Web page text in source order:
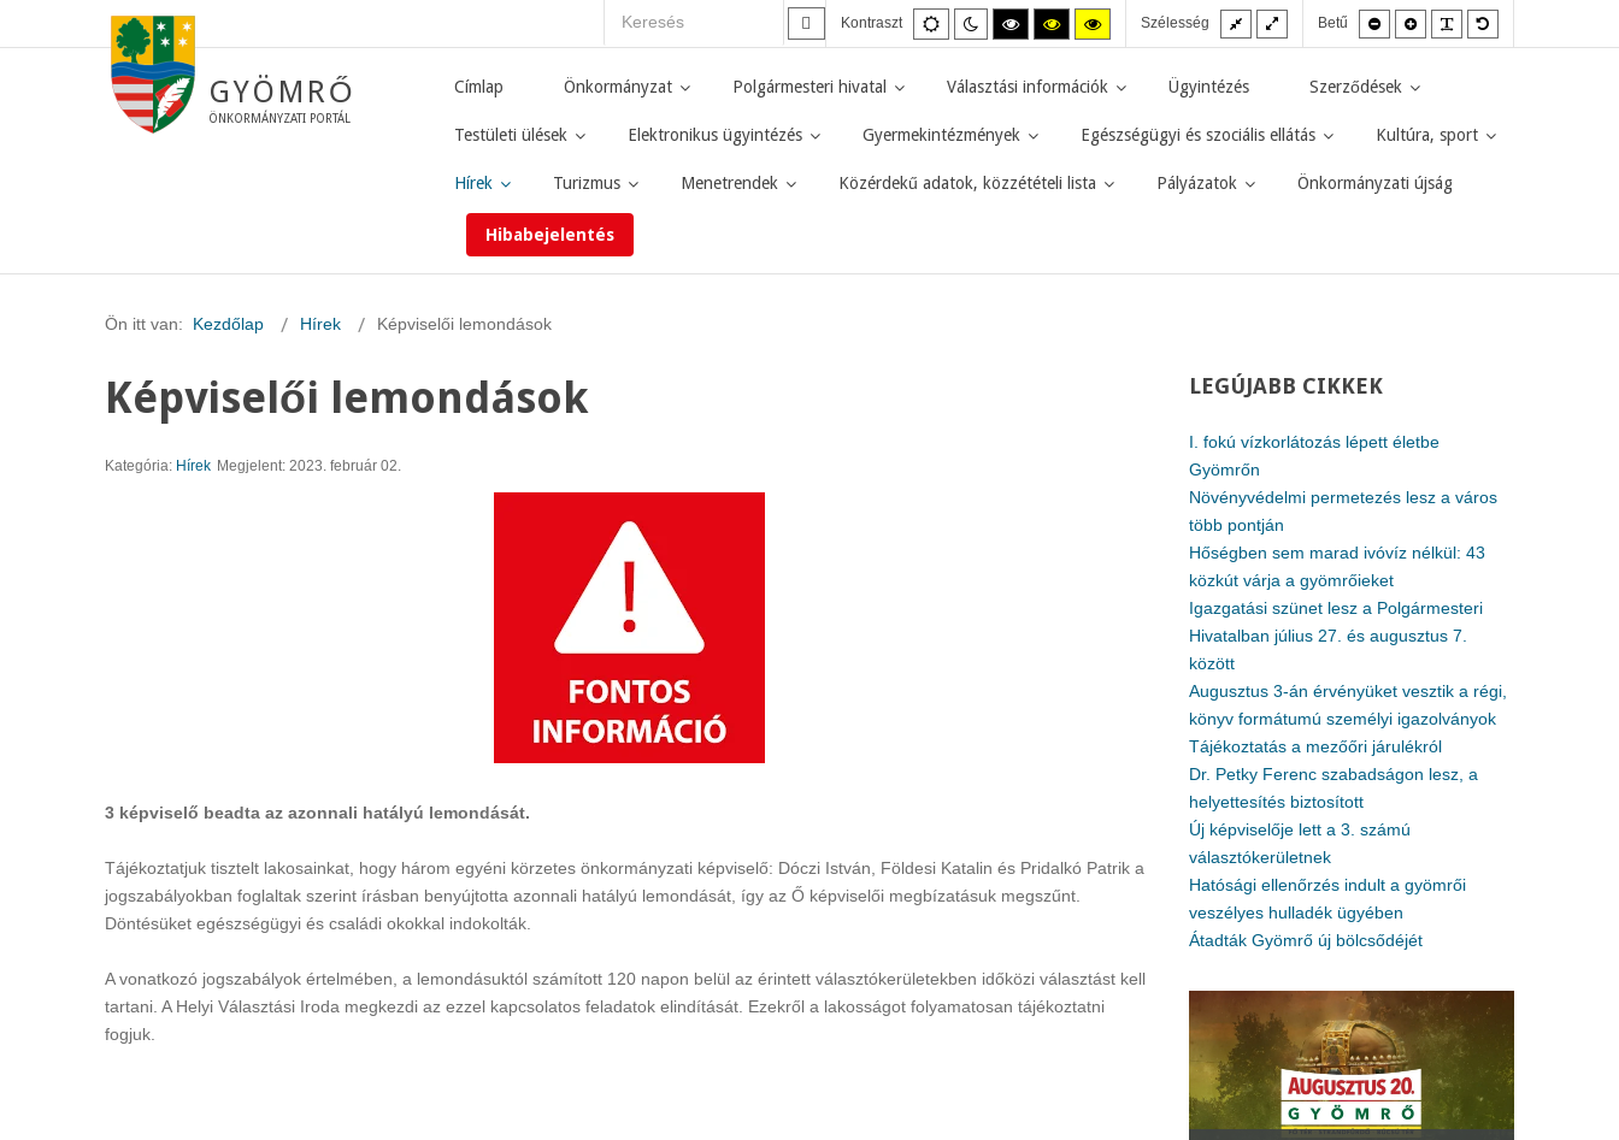
Kontraszt
Alapértelmezett
mód
Éjszakai
mód
Magas
kontraszt
mód.
Magas
kontraszt
mód.
Magas
kontraszt
mód.
Szélesség
Fix
elrendezés
Széles
elrendezés
Betű
Kisebb
betűméret
Nagyobb
betűméret
GYÖMRŐ
ÖNKORMÁNYZATI PORTÁL
Címlap Önkormányzat Polgármesteri hivatal Választási információk Ügyintézés Szerződések
Testületi ülések Elektronikus ügyintézés Gyermekintézmények Egészségügyi és szociális ellátás Kultúra, sport
Hírek Turizmus Menetrendek Közérdekű adatok, közzétételi lista Pályázatok Önkormányzati újság
Hibabejelentés
Ön itt van: Kezdőlap Hírek Képviselői lemondások
Képviselői lemondások
Kategória: Hírek Megjelent: 2023. február 02.
3 képviselő beadta az azonnali hatályú lemondását.
Tájékoztatjuk tisztelt lakosainkat, hogy három egyéni körzetes önkormányzati képviselő: Dóczi István, Földesi Katalin és Pridalkó Patrik a
jogszabályokban foglaltak szerint írásban benyújtotta azonnali hatályú lemondását, így az Ő képviselői megbízatásuk megszűnt.
Döntésüket egészségügyi és családi okokkal indokolták.
A vonatkozó jogszabályok értelmében, a lemondásuktól számított 120 napon belül az érintett választókerületekben időközi választást kell
tartani. A Helyi Választási Iroda megkezdi az ezzel kapcsolatos feladatok elindítását. Ezekről a lakosságot folyamatosan tájékoztatni
fogjuk.
LEGÚJABB CIKKEK
I. fokú vízkorlátozás lépett életbe
Gyömrőn
Növényvédelmi permetezés lesz a város
több pontján
Hőségben sem marad ivóvíz nélkül: 43
közkút várja a gyömrőieket
Igazgatási szünet lesz a Polgármesteri
Hivatalban július 27. és augusztus 7.
között
Augusztus 3-án érvényüket vesztik a régi,
könyv formátumú személyi igazolványok
Tájékoztatás a mezőőri járulékról
Dr. Petky Ferenc szabadságon lesz, a
helyettesítés biztosított
Új képviselője lett a 3. számú
választókerületnek
Hatósági ellenőrzés indult a gyömrői
veszélyes hulladék ügyében
Átadták Gyömrő új bölcsődéjét